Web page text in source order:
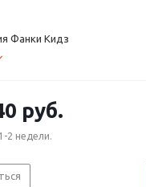
Фанки Кидз
руб.
2 недели.